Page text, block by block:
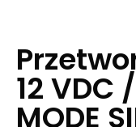
12 VDC
MODE